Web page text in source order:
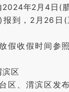
年2月4日(腊
到，2月26日(
收假时间参照
区
、渭滨区发布